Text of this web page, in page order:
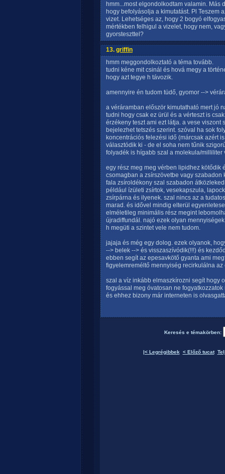
hmm...most elgondolkodtam valamin. Más
hogy befolyásolja a kimutatást. Pl Teszem
vizet. Lehetséges az, hogy 2 bogyó
mértékben felhigul a vizelet, hogy nem,
gyorsteszttel?
13. griffin
hmm meggondolkoztató a téma tovább.
tudni kéne mit csinál és hová megy a
hogy azt tegye h távozik.
amennyire én tudom tüdő, gyomor -->
a véráramban először kimutatható mert jó
tudni hogy csak ez ürül és a vérteszt is
érzékeny teszt ami ezt látja. a vese
bejelezhet tetszés szerint. szóval ha sok
koncentrációs felezési idő (márcsak azért
választódik ki - de el soha nem tűnik
folyadék is hígabb szal a molekula/
egy rész meg meg vérben lipidhez kötődik
csomagban a zsírszövetbe vagy
fala zsíroldékony szal szabadon
például ízületi zsírtok, vesekapszula,
zsírpárna és ilyenek. szal nincs az a
marad. és idővel mindig elterül
elméletileg minimális rész megint
újradiffundál. najó ezek olyan
h megüti a szintet vele nem tudom.
jajaja és még egy dolog. ezek olyanok,
--> belek --> és visszaszívódik(!!!) és
ebben segít az epesavkötő gyanta ami
figyelemreméltő mennyiség recirkulálna
szal a víz inkább elmaszkírozni segít hogy
fogyással meg óvatosan ne
és ehhez bizony már interneten is
Keresés e témakörben:
|< Legrégibbek < Előző tucat